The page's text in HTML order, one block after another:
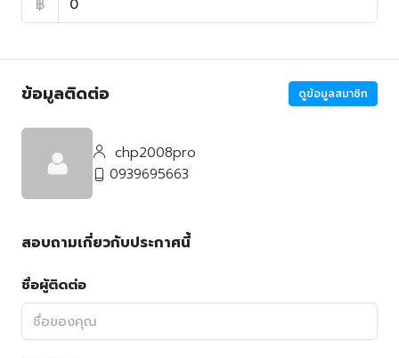
฿
ข้อมูลติดต่อ ดูข้อมูลสมาชิก
chp2008pro
0939695663
สอบถามเกี่ยวกับประกาศนี้
ชื่อผู้ติดต่อ